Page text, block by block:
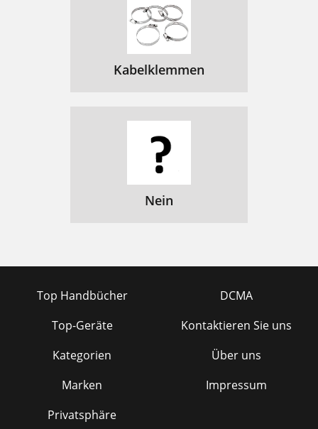
Kabelklemmen
Nein
Top Handbücher
Top-Geräte
Kategorien
Marken
Privatsphäre
DCMA
Kontaktieren Sie uns
Über uns
Impressum